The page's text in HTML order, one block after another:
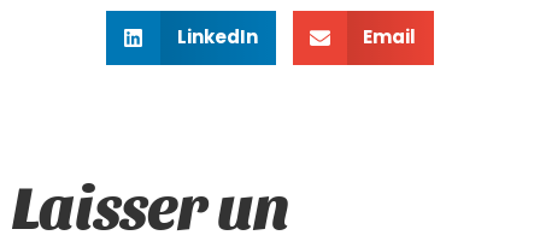
LinkedIn Email
Laisser un